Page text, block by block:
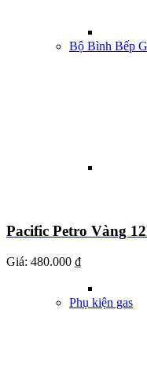
Bộ Bình Bếp
Phụ kiện gas
Pacific Petro Vàng
Giá: 480.000 ₫